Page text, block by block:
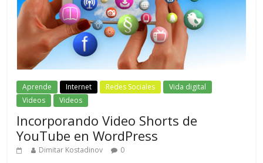
Aprende Internet Redes Sociales
Vida digital
Videos
Videos
Incorporando Video Shorts de
YouTube en WordPress
Dimitar Kostadinov 0